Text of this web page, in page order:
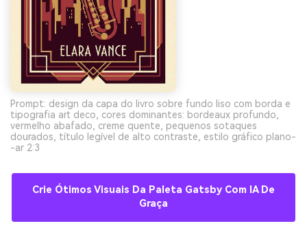
Prompt: design da capa do livro sobre fundo liso com borda e
tipografia art deco, cores dominantes: bordeaux profundo,
vermelho abafado, creme quente, pequenos sotaques
dourados, título legível de alto contraste, estilo gráfico plano-
-ar 2:3
Crie Ótimos Visuais Da Paleta Gatsby Com IA De
Graça